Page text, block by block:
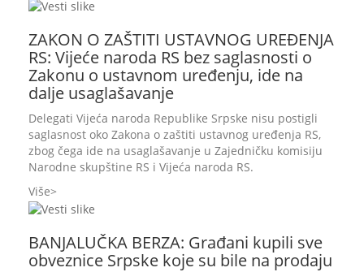
ZAKON O ZAŠTITI USTAVNOG UREĐENJA
RS: Vijeće naroda RS bez saglasnosti o
Zakonu o ustavnom uređenju, ide na
dalje usaglašavanje
Delegati Vijeća naroda Republike Srpske nisu postigli
saglasnost oko Zakona o zaštiti ustavnog uređenja RS,
zbog čega ide na usaglašavanje u Zajedničku komisiju
Narodne skupštine RS i Vijeća naroda RS.
Više
BANJALUČKA BERZA: Građani kupili sve
obveznice Srpske koje su bile na prodaju